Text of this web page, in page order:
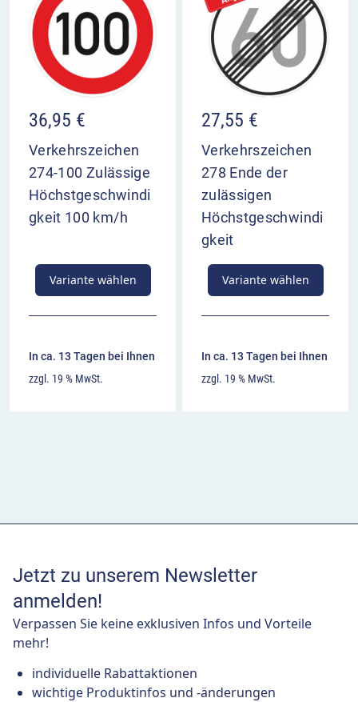
36,95 €
Verkehrszeichen
274-100 Zulässige
Höchstgeschwindi
gkeit 100 km/h
Variante wählen
In ca. 13 Tagen bei Ihnen
zzgl. 19 % MwSt.
27,55 €
Verkehrszeichen
278 Ende der
zulässigen
Höchstgeschwindi
gkeit
Variante wählen
In ca. 13 Tagen bei Ihnen
zzgl. 19 % MwSt.
Jetzt zu unserem Newsletter
anmelden!
Verpassen Sie keine exklusiven Infos und Vorteile
mehr!
individuelle Rabattaktionen
wichtige Produktinfos und -änderungen